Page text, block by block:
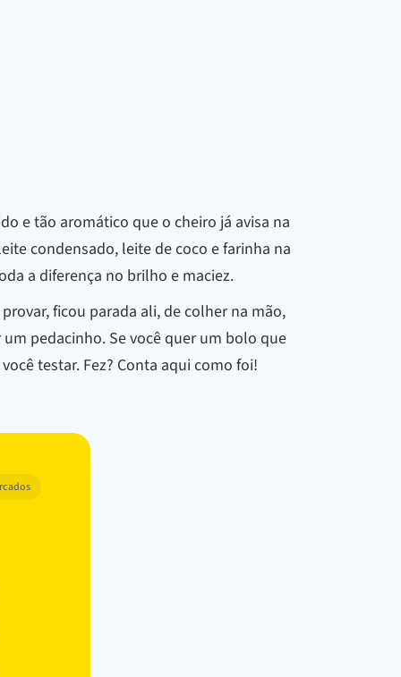
e tão aromático que o cheiro já avisa na
condensado, leite de coco e farinha na
a diferença no brilho e maciez.
ficou parada ali, de colher na mão,
pedacinho. Se você quer um bolo que
testar. Fez? Conta aqui como foi!